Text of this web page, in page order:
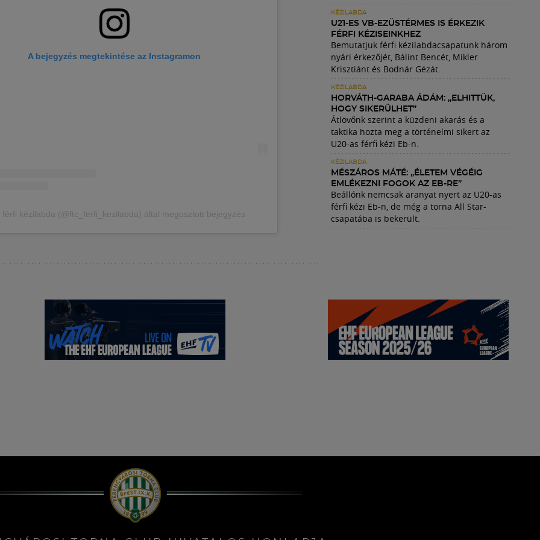
A bejegyzés megtekintése az Instagramon
férfi kézilabda (@ftc_ferfi_kezilabda) által megosztott bejegyzés
KÉZILABDA
U21-ES VB-EZÜSTÉRMES IS ÉRKEZIK
FÉRFI KÉZISEINKHEZ
Bemutatjuk férfi kézilabdacsapatunk három
nyári érkezőjét, Bálint Bencét, Mikler
Krisztiánt és Bodnár Gézát.
KÉZILABDA
HORVÁTH-GARABA ÁDÁM: „ELHITTÜK,
HOGY SIKERÜLHET”
Átlövőnk szerint a küzdeni akarás és a
taktika hozta meg a történelmi sikert az
U20-as férfi kézi Eb-n.
KÉZILABDA
MÉSZÁROS MÁTÉ: „ÉLETEM VÉGÉIG
EMLÉKEZNI FOGOK AZ EB-RE”
Beállónk nemcsak aranyat nyert az U20-as
férfi kézi Eb-n, de még a torna All Star-
csapatába is bekerült.